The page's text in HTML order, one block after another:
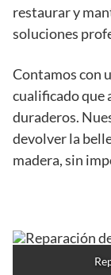
restaurar y
soluciones
Contamos con
cualificado que
duraderos.
devolver la
madera, sin